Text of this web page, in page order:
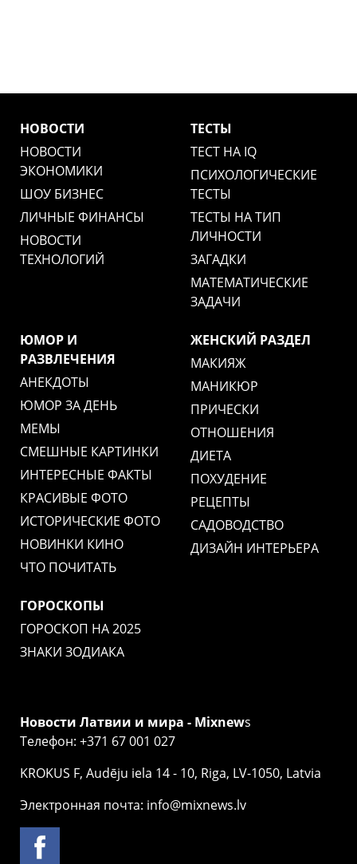
НОВОСТИ
НОВОСТИ
ЭКОНОМИКИ
ШОУ БИЗНЕС
ЛИЧНЫЕ ФИНАНСЫ
НОВОСТИ
ТЕХНОЛОГИЙ
ТЕСТЫ
ТЕСТ НА IQ
ПСИХОЛОГИЧЕСКИЕ
ТЕСТЫ
ТЕСТЫ НА ТИП
ЛИЧНОСТИ
ЗАГАДКИ
МАТЕМАТИЧЕСКИЕ
ЗАДАЧИ
ЮМОР И
РАЗВЛЕЧЕНИЯ
АНЕКДОТЫ
ЮМОР ЗА ДЕНЬ
МЕМЫ
СМЕШНЫЕ КАРТИНКИ
ИНТЕРЕСНЫЕ ФАКТЫ
КРАСИВЫЕ ФОТО
ИСТОРИЧЕСКИЕ ФОТО
НОВИНКИ КИНО
ЧТО ПОЧИТАТЬ
ЖЕНСКИЙ РАЗДЕЛ
МАКИЯЖ
МАНИКЮР
ПРИЧЕСКИ
ОТНОШЕНИЯ
ДИЕТА
ПОХУДЕНИЕ
РЕЦЕПТЫ
САДОВОДСТВО
ДИЗАЙН ИНТЕРЬЕРА
ГОРОСКОПЫ
ГОРОСКОП НА 2025
ЗНАКИ ЗОДИАКА
Новости Латвии и мира - Mixnews
Телефон: +371 67 001 027
KROKUS F, Audēju iela 14 - 10, Riga, LV-1050, Latvia
Электронная почта: info@mixnews.lv